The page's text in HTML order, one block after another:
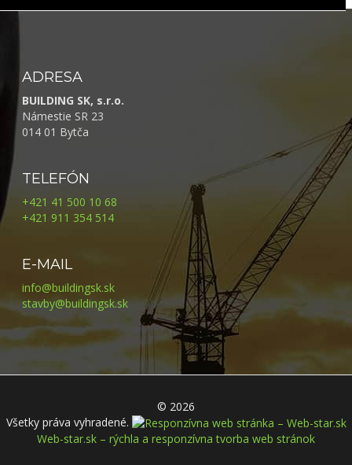
ADRESA
BUILDING SK, s.r.o.
Námestie SR 23
014 01 Bytča
TELEFÓN
+421 41 500 10 68
+421 911 354 514
E-MAIL
info@buildingsk.sk
stavby@buildingsk.sk
© 2026
Všetky práva vyhradené.
Web-star.sk – rýchla a responzívna tvorba web stránok